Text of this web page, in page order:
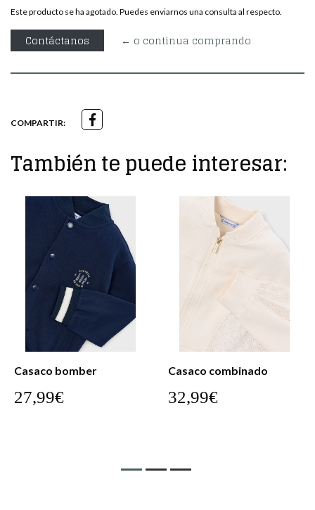
Este producto se ha agotado. Puedes enviarnos una consulta al respecto.
Contáctanos ← o continua comprando
COMPARTIR:
También te puede interesar:
Casaco bomber
27,99€
Casaco combinado
32,99€